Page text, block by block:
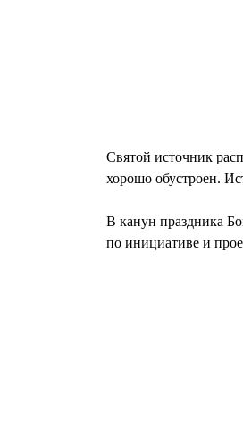
Святой источник
хорошо обустроен.
В канун праздника
по инициативе и